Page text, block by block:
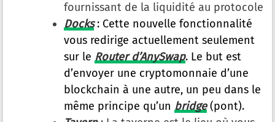
fournissant de la liquidité au protocole
Docks : Cette nouvelle fonctionnalité
vous redirige actuellement seulement
sur le Router d’AnySwap. Le but est
d’envoyer une cryptomonnaie d’une
blockchain à une autre, un peu dans le
même principe qu’un bridge(pont).